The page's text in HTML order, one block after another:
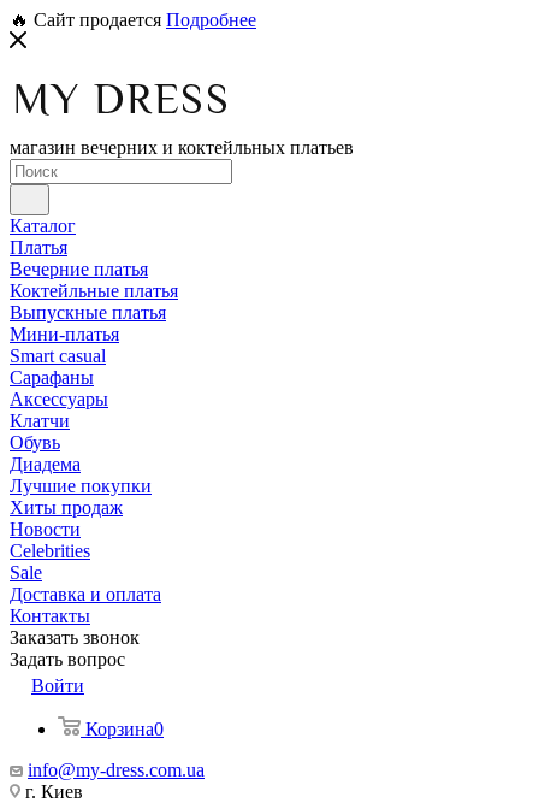
🔥 Сайт продается Подробнее
магазин вечерних и коктейльных платьев
Каталог
Платья
Вечерние платья
Коктейльные платья
Выпускные платья
Мини-платья
Smart casual
Сарафаны
Аксессуары
Клатчи
Обувь
Диадема
Лучшие покупки
Хиты продаж
Новости
Celebrities
Sale
Доставка и оплата
Контакты
Заказать звонок
Задать вопрос
Войти
Корзина0
info@my-dress.com.ua
г. Киев